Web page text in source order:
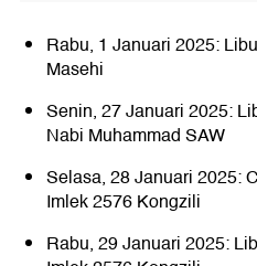
Rabu, 1 Januari 2025:
Masehi
Senin, 27 Januari 2025:
Nabi Muhammad SAW
Selasa, 28 Januari 2025:
Imlek 2576 Kongzili
Rabu, 29 Januari 2025: